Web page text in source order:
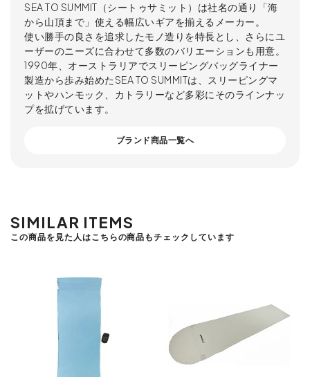
SEA TO SUMMIT（シートゥサミット）は社名の通り「海
から山頂まで」使える幅広いギアを揃えるメーカー。
使い勝手の良さを追求したモノ造りを特長とし、さらにユ
ーザーのニーズに合わせて多数のバリエーションも用意。
1990年、オーストラリアでスリーピングバッグライナー
製造から歩み始めたSEA TO SUMMITは、スリーピングマ
ットやハンモック、カトラリーなど多彩にそのラインナッ
プを拡げています。
ブランド商品一覧へ
SIMILAR ITEMS
この商品を見た人はこちらの商品もチェックしています